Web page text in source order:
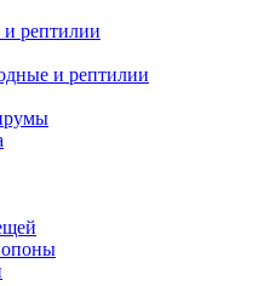
рептилии
и рептилии